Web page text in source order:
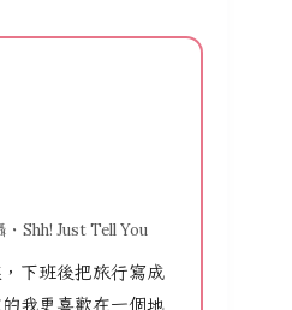
・Shh! Just Tell You
下班後把旅行寫成
我更喜歡在一個地